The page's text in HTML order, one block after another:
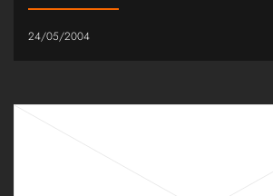
24/05/2004